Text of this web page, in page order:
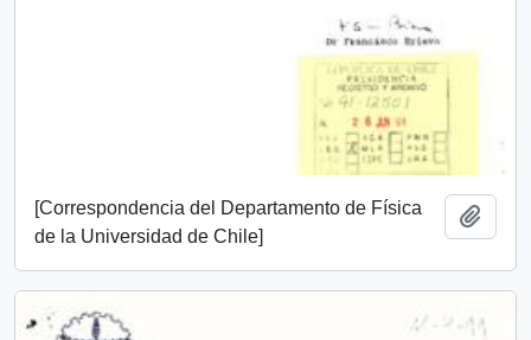
[Correspondencia del Departamento de Física
de la Universidad de Chile]